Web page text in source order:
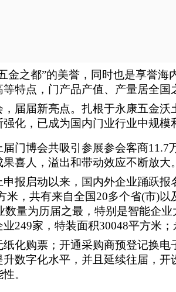
之都”的美誉，同时也是享誉海
等特点，门产品产值、产量居全
届新亮点。扎根于永康五金沃
强化，已成为国内门业行业中规
博会共吸引参展参会客商11.7
喜人，溢出和带动效应不断放大
启动以来，国内外企业踊跃报
米，共有来自全国20多个省(市)
数量为历届之最，特别是智能企
249家，特装面积30048平方米
购票；开通采购商预登记换电
数字化水平，并且延续往届，
。